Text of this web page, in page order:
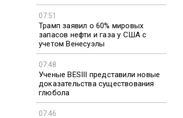
07:51
Трамп заявил о 60% мировых
запасов нефти и газа у США с
учетом Венесуэлы
07:48
Ученые BESIII представили новые
доказательства существования
глюбола
07:46